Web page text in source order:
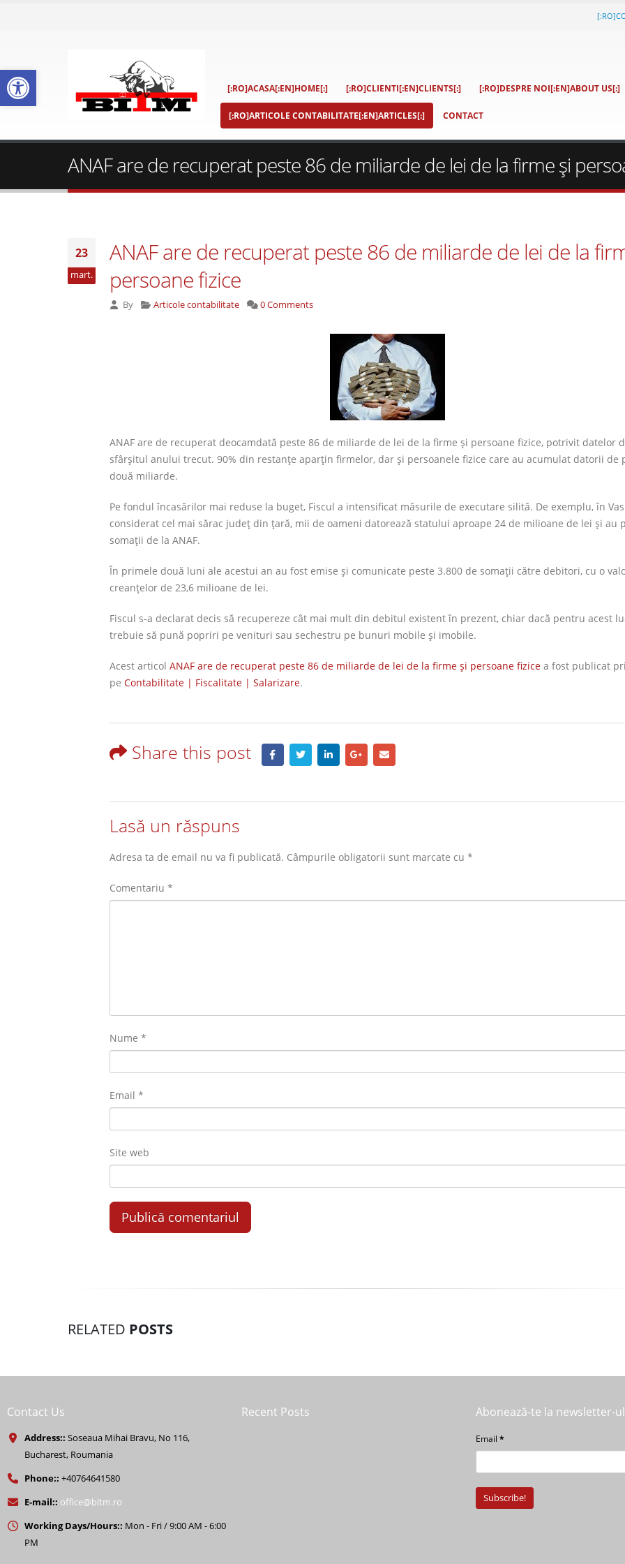
[:RO]ACASA[:EN]HOME[:] [:RO]CLIENTI[:EN]CLIENTS[:] [:RO]DESPRE NOI[:EN]ABOUT US[:]
[:RO]ARTICOLE CONTABILITATE[:EN]ARTICLES[:] CONTACT
ANAF are de recuperat peste 86 de miliarde de lei de la firme şi
23
mart.
ANAF are de recuperat peste 86 de miliarde de lei de la
persoane fizice
By Articole contabilitate 0 Comments
ANAF are de recuperat deocamdată peste 86 de miliarde de lei de la firme şi persoane fizice, potrivit datelor
sfârşitul anului trecut. 90% din restanţe aparţin firmelor, dar şi persoanele fizice care au acumulat datorii de
două miliarde.
Pe fondul încasărilor mai reduse la buget, Fiscul a intensificat măsurile de executare silită. De exemplu, în
considerat cel mai sărac judeţ din ţară, mii de oameni datorează statului aproape 24 de milioane de lei şi au
somaţii de la ANAF.
În primele două luni ale acestui an au fost emise şi comunicate peste 3.800 de somaţii către debitori, cu o
creanţelor de 23,6 milioane de lei.
Fiscul s-a declarat decis să recupereze cât mai mult din debitul existent în prezent, chiar dacă pentru acest
trebuie să pună popriri pe venituri sau sechestru pe bunuri mobile şi imobile.
Acest articol ANAF are de recuperat peste 86 de miliarde de lei de la firme şi persoane fizice a fost publicat
pe Contabilitate | Fiscalitate | Salarizare.
Share this post
Lasă un răspuns
Adresa ta de email nu va fi publicată. Câmpurile obligatorii sunt marcate cu *
Comentariu *
Nume *
Email *
Site web
RELATED POSTS
Contact Us
Address:: Soseaua Mihai Bravu, No 116,
Bucharest, Roumania
Phone:: +40764641580
E-mail:: office@bitm.ro
Working Days/Hours:: Mon - Fri / 9:00 AM - 6:00
PM
Recent Posts Abonează-te la newsletter-
Email *
Deschide bara de unelte